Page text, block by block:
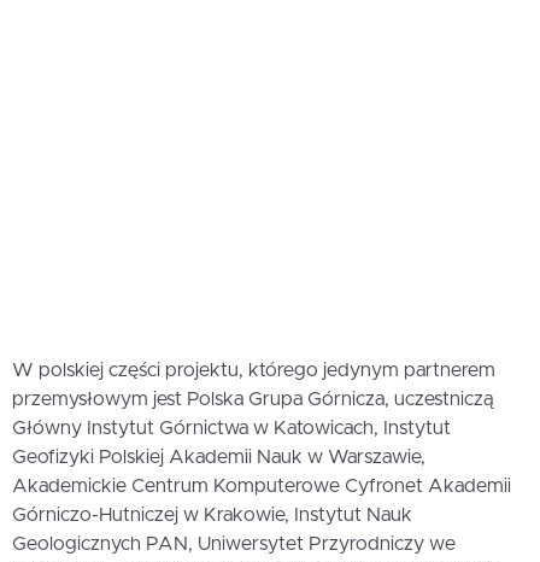
W polskiej części projektu, którego jedynym partnerem
przemysłowym jest Polska Grupa Górnicza, uczestniczą
Główny Instytut Górnictwa w Katowicach, Instytut
Geofizyki Polskiej Akademii Nauk w Warszawie,
Akademickie Centrum Komputerowe Cyfronet Akademii
Górniczo-Hutniczej w Krakowie, Instytut Nauk
Geologicznych PAN, Uniwersytet Przyrodniczy we